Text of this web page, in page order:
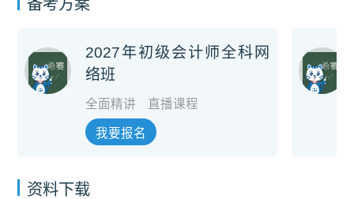
备考方案
2027年初级会计师全科网
络班
全面精讲 直播课程
我要报名
资料下载